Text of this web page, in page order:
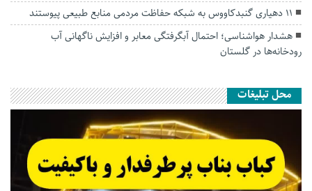
۱۱ دهیاری گنبدکاووس به شبکه حفاظت مردمی منابع طبیعی پیوستند
هشدار هواشناسی؛ احتمال آبگرفتگی معابر و افزایش ناگهانی آب
رودخانه‌ها در گلستان
محل تبلیغات